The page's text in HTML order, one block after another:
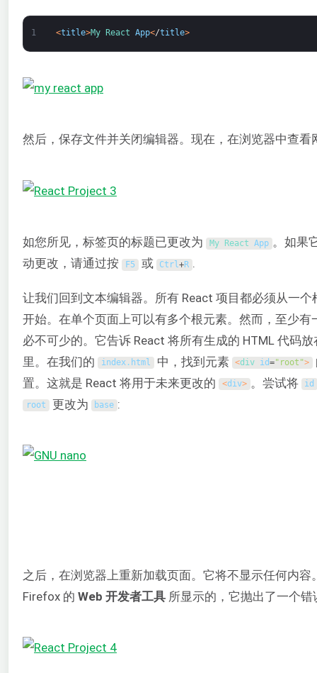
1 <title>My React App</title>
然后，保存文件并关闭编辑器。现在，在浏览器中查看
如您所见，标签页的标题已更改为 My React App 。如果
动更改，请通过按
F5 或 Ctrl+R .
让我们回到文本编辑器。所有 React 项目都必须从一个
开始。在单个页面上可以有多个根元素。然而，至少有
必不可少的。它告诉 React 将所有生成的 HTML 代码放
里。在我们的
index. html 中，找到元素 <div id="root">
置。这就是 React 将用于未来更改的
<div> 。尝试将 id
root 更改为 base :
之后，在浏览器上重新加载页面。它将不显示任何内容
Firefox 的 Web 开发者工具 所显示的，它抛出了一个错